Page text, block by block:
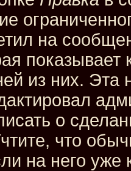
на
показывает
из них. Эта
о
что
на него уже